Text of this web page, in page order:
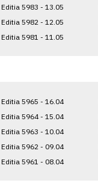
Editia 5983 - 13.05
Editia 5982 - 12.05
Editia 5981 - 11.05
Editia 5965 - 16.04
Editia 5964 - 15.04
Editia 5963 - 10.04
Editia 5962 - 09.04
Editia 5961 - 08.04